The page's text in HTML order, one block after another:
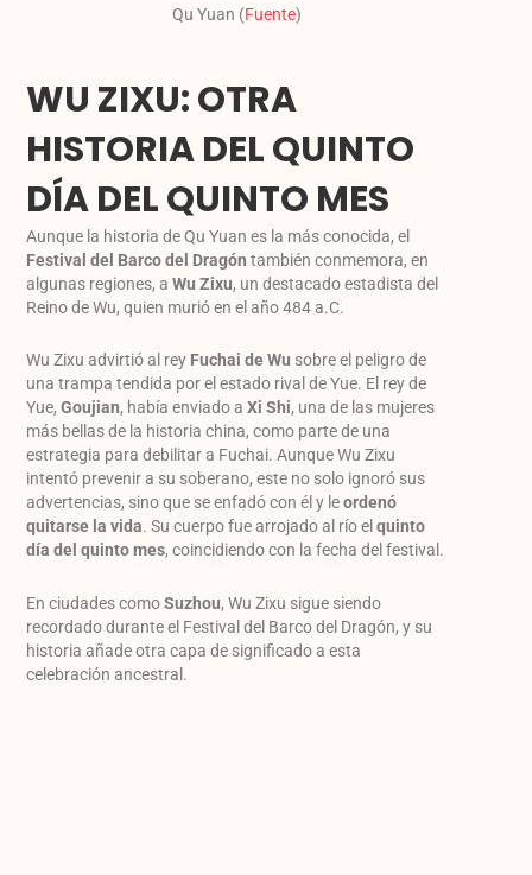
Qu Yuan (Fuente)
WU ZIXU: OTRA
HISTORIA DEL QUINTO
DÍA DEL QUINTO MES
Aunque la historia de Qu Yuan es la más conocida, el
Festival del Barco del Dragón también conmemora, en
algunas regiones, aWu Zixu, un destacado estadista del
Reino de Wu, quien murió en el año 484 a.C.
Wu Zixu advirtió al rey Fuchai de Wu sobre el peligro de
una trampa tendida por el estado rival de Yue. El rey de
Yue,Goujian, había enviado aXi Shi, una de las mujeres
más bellas de la historia china, como parte de una
estrategia para debilitar a Fuchai. Aunque Wu Zixu
intentó prevenir a su soberano, este no solo ignoró sus
advertencias, sino que se enfadó con él y leordenó
quitarse la vida. Su cuerpo fue arrojado al río elquinto
día del quinto mes, coincidiendo con la fecha del festival.
En ciudades comoSuzhou, Wu Zixu sigue siendo
recordado durante el Festival del Barco del Dragón, y su
historia añade otra capa de significado a esta
celebración ancestral.